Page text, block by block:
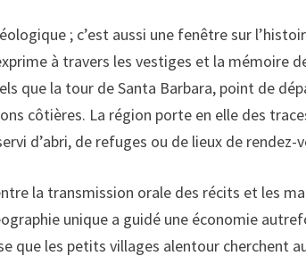
; c’est aussi une fenêtre sur
à travers les vestiges et la mémoire
que la tour de Santa Barbara, point de
côtières. La région porte en elle des
d’abri, de refuges ou de lieux de rendez-
la transmission orale des récits et les
unique a guidé une économie
que les petits villages alentour cherchent